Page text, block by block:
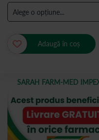
SARAH FARM-MED
Adaugă în coș